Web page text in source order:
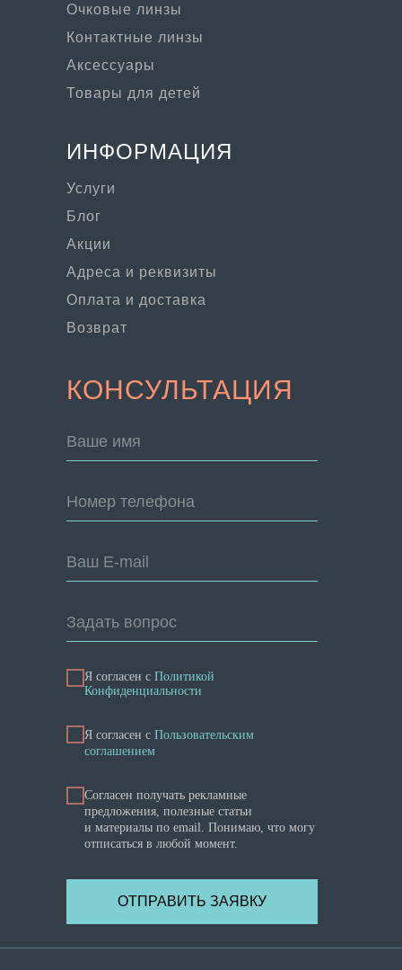
Очковые линзы
Контактные линзы
Аксессуары
Товары для детей
ИНФОРМАЦИЯ
Услуги
Адреса и реквизиты
КОНСУЛЬТАЦИЯ
Ваше имя
Номер телефона
Ваш E-mail
Задать вопрос
Я согласен с Политикой
Конфиденциальности
Я cогласен с Пользовательским
соглашением
Согласен получать рекламные
предложения, полезные статьи
и материалы по email. Понимаю, что могу
отписаться в любой момент.
ОТПРАВИТЬ ЗАЯВКУ
Оплата и доставка
Возврат
Блог
Акции